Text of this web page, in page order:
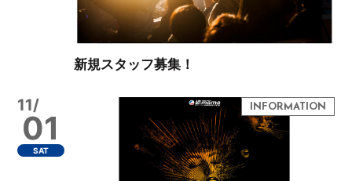
新規スタッフ募集！
11/
01
SAT